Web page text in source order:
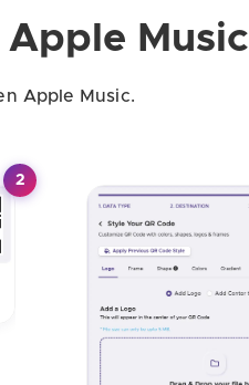
Music
Apple Music.
2